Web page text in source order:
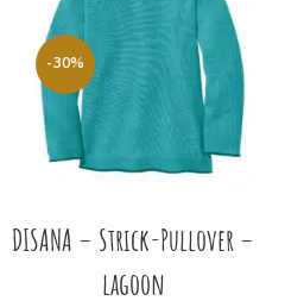
-30%
DISANA – Strick-Pullover –
lagoon